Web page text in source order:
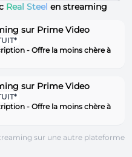
Real Steel en streaming
sur Prime Video
- Offre la moins chère à
sur Prime Video
- Offre la moins chère à
sur une autre plateforme